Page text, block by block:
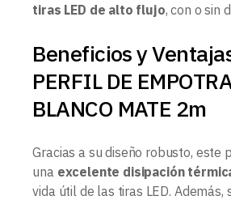
tiras LED de alto flujo, con o sin
Beneficios y
PERFIL DE
BLANCO MATE 2m
Gracias a su diseño robusto, este
una excelente disipación
vida útil de las tiras LED. Además,